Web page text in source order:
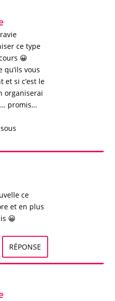
ce type
😀
qu’ils vous
et si c’est le
organiserai
promis…
ce
et en plus
😀
RÉPONSE